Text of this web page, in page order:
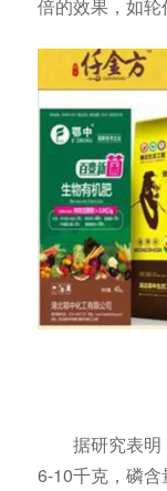
倍的效果，如轮
草莓
据研究表
6-10千克，磷含